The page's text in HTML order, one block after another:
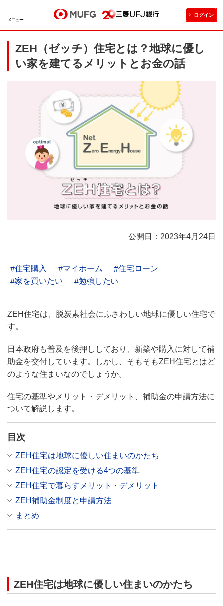
メニュー
ログイン
ZEH（ゼッチ）住宅とは？地球に優し
い家を建てるメリットとお金の話
公開日：2023年4月24日
住宅購入 マイホーム
住宅ローン
家を買いたい
勉強したい
ZEH住宅は、脱炭素社会にふさわしい地球に優しい住宅で
す。
日本政府も普及を後押ししており、新築や購入に対して補
助金を交付しています。しかし、そもそもZEH住宅とはど
のような住まいなのでしょうか。
住宅の基準やメリット・デメリット、補助金の申請方法に
ついて解説します。
目次
ZEH住宅は地球に優しい住まいのかたち
ZEH住宅の認定を受ける4つの基準
ZEH住宅で暮らすメリット・デメリット
ZEH補助金制度と申請方法
まとめ
ZEH住宅は地球に優しい住まいのかたち